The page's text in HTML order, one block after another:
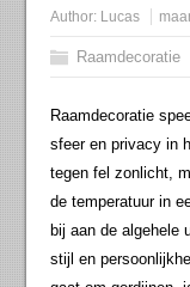
Author: Lucas
Raamdecoratie
Raamdecoratie
sfeer en privacy in
tegen fel zonlicht,
de temperatuur in
bij aan de algehele
stijl en